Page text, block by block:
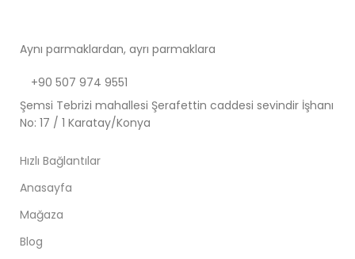
Aynı parmaklardan, ayrı parmaklara
+90 507 974 9551
Şemsi Tebrizi mahallesi Şerafettin caddesi sevindir İşhanı
No: 17 / 1 Karatay/Konya
Hızlı Bağlantılar
Anasayfa
Mağaza
Blog